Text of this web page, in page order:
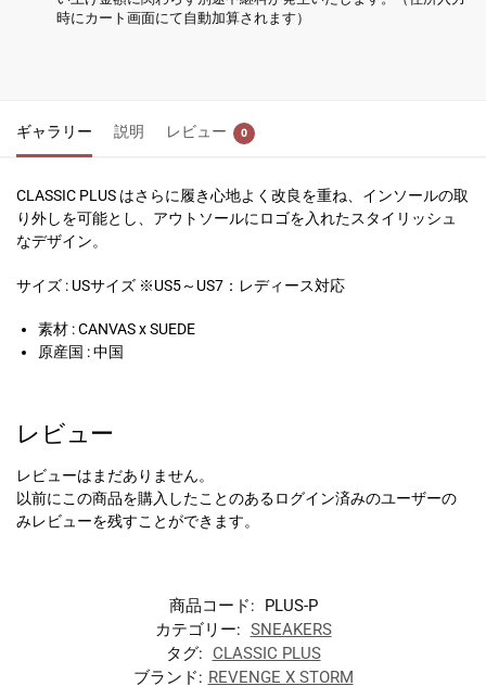
時にカート画面にて自動加算されます）
ギャラリー 説明 レビュー 0
CLASSIC PLUS はさらに履き心地よく改良を重ね、インソールの取
り外しを可能とし、アウトソールにロゴを入れたスタイリッシュ
なデザイン。
サイズ : USサイズ ※US5～US7：レディース対応
素材 : CANVAS x SUEDE
原産国 : 中国
レビュー
レビューはまだありません。
以前にこの商品を購入したことのあるログイン済みのユーザーの
みレビューを残すことができます。
商品コード:
PLUS-P
カテゴリー: SNEAKERS
タグ:
CLASSIC PLUS
ブランド: REVENGE X STORM